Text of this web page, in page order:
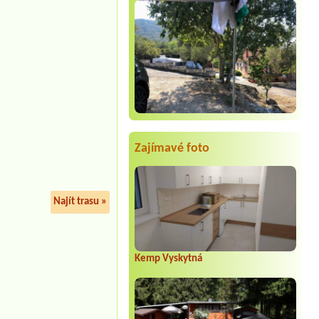
Zajímavé foto
Kemp Vyskytná
Najít trasu »